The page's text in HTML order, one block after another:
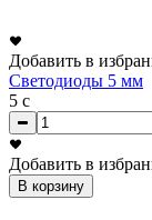
Добавить в
Светодиоды 5 мм
5 c
Добавить в
В корзину